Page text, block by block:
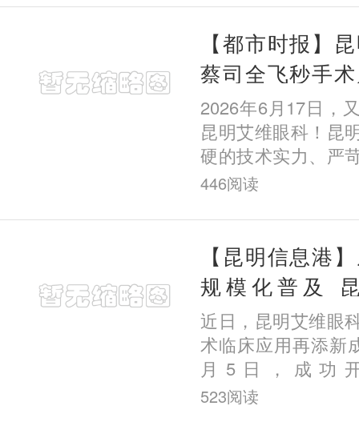
来该院求学
【都市时报】
蔡司全飞秒手
暑期摘镜有保障
2026年6月17日，
昆明艾维眼科！昆
硬的技术实力、严
善的诊疗体系与丰
发的“
446阅读
【昆明信息港
规模化普及
EVO+ ICL(V5)
例
近日，昆明艾维眼
术临床应用再添新
月5日，成功
EVO+ICL(V5)晶体
523阅读